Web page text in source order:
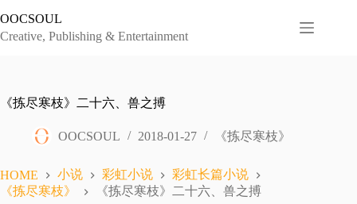
过
内
OOCSOUL
Creative, Publishing & Entertainment
《拣尽寒枝》二十六、兽之搏
OOCSOUL 2018-01-27 《拣尽寒枝》
HOME 小说 彩虹小说
彩虹长篇小说
《拣尽寒枝》
《拣尽寒枝》二十六、兽之搏